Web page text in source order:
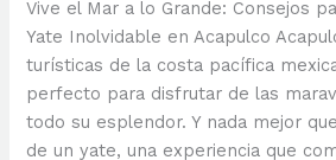
Costa
como
un
VIP
Vive el Mar a lo Grande: Consejos
Yate Inolvidable en Acapulco
turísticas de la costa pacífica
perfecto para disfrutar de las
todo su esplendor. Y nada mejor
de un yate, una experiencia que